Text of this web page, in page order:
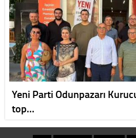
Yeni Parti Odunpazarı
top…